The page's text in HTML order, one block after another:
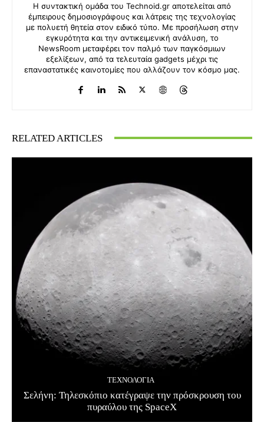
Η συντακτική ομάδα του Technoid.gr αποτελείται από
έμπειρους δημοσιογράφους και λάτρεις της τεχνολογίας
με πολυετή θητεία στον ειδικό τύπο. Με προσήλωση στην
εγκυρότητα και την αντικειμενική ανάλυση, το
NewsRoom μεταφέρει τον παλμό των παγκόσμιων
εξελίξεων, από τα τελευταία gadgets μέχρι τις
επαναστατικές καινοτομίες που αλλάζουν τον κόσμο μας.
RELATED ARTICLES
ΤΕΧΝΟΛΟΓΊΑ
Σελήνη: Τηλεσκόπιο κατέγραψε την πρόσκρουση του
πυραύλου της SpaceX